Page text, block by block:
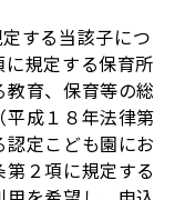
する当該子につ
規定する保育所
育、保育等の総
成１８年法律第
認定こども園にお
２項に規定する